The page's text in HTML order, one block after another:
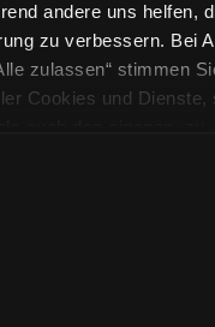
andere uns helfen,
zu verbessern. Bei
zulassen“ stimmen
Cookies und Dienste,
eine
(Länder
Datenschutzniveau)
können aktuell
Details von
Mediengruppe:
Ein Themenpaket für
16 Jahren
Details von
Ein Themenpaket für